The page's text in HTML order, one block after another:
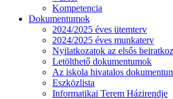
Kompetencia
Dokumentumok
2024/2025 éves ütemterv
2024/2025 éves munkaterv
Nyilatkozatok az elsős
Letölthető dokumentumok
Az iskola hivatalos
Eszközlista
Informatikai Terem Házirendje